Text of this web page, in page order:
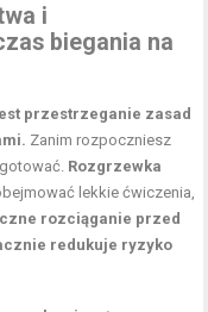
i
biegania na
przestrzeganie zasad
Zanim rozpoczniesz
Rozgrzewka
lekkie ćwiczenia,
rozciąganie przed
redukuje ryzyko